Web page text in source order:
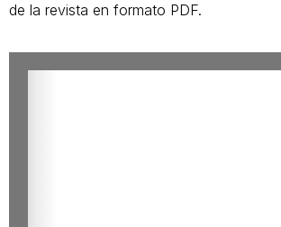
de la revista en formato PDF.